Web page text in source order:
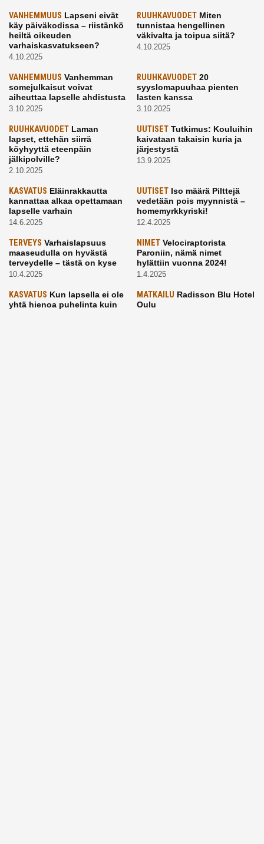
VANHEMMUUS Lapseni eivät
käy päiväkodissa – riistänkö
heiltä oikeuden
varhaiskasvatukseen?
4.10.2025
RUUHKAVUODETMiten
tunnistaa hengellinen
väkivalta ja toipua siitä?
4.10.2025
VANHEMMUUS Vanhemman
somejulkaisut voivat
aiheuttaa lapselle ahdistusta
3.10.2025
RUUHKAVUODET20
syyslomapuuhaa pienten
lasten kanssa
3.10.2025
RUUHKAVUODET Laman
lapset, ettehän siirrä
köyhyyttä eteenpäin
jälkipolville?
2.10.2025
UUTISETTutkimus: Kouluihin
kaivataan takaisin kuria ja
järjestystä
13.9.2025
KASVATUS Eläinrakkautta
kannattaa alkaa opettamaan
lapselle varhain
14.6.2025
UUTISETIso määrä Pilttejä
vedetään pois myynnistä –
homemyrkkyriski!
12.4.2025
TERVEYS Varhaislapsuus
maaseudulla on hyvästä
terveydelle – tästä on kyse
10.4.2025
NIMETVelociraptorista
Paroniin, nämä nimet
hylättiin vuonna 2024!
1.4.2025
KASVATUS Kun lapsella ei ole
yhtä hienoa puhelinta kuin
MATKAILU Radisson Blu Hotel
Oulu